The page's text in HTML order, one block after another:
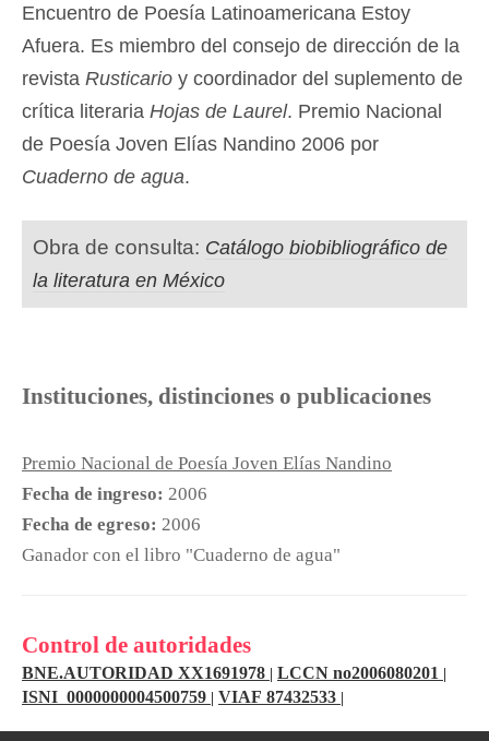
Encuentro de Poesía Latinoamericana Estoy
Afuera. Es miembro del consejo de dirección de la
revista Rusticario y coordinador del suplemento de
crítica literaria Hojas de Laurel. Premio Nacional
de Poesía Joven Elías Nandino 2006 por
Cuaderno de agua.
Obra de consulta: Catálogo biobibliográfico de
la literatura en México
Instituciones, distinciones o publicaciones
Premio Nacional de Poesía Joven Elías Nandino
Fecha de ingreso: 2006
Fecha de egreso: 2006
Ganador con el libro "Cuaderno de agua"
Control de autoridades
BNE.AUTORIDAD XX1691978 | LCCN no2006080201 |
ISNI 0000000004500759 | VIAF 87432533 |